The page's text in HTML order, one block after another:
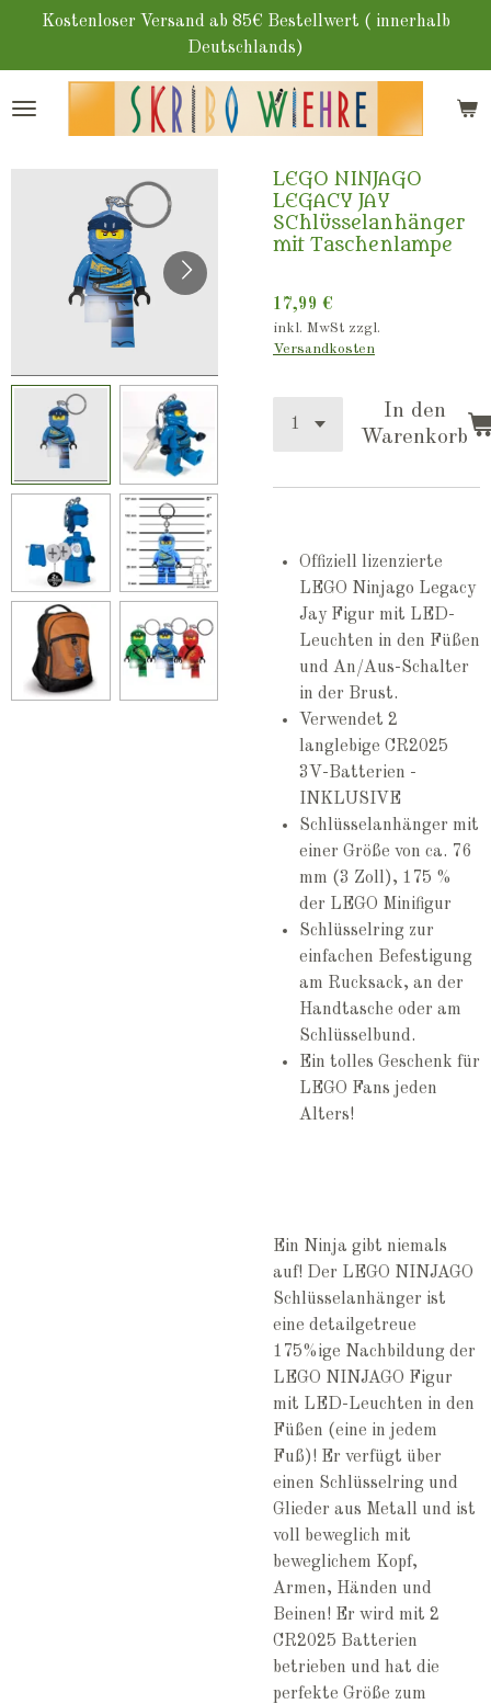
Zum
springen
Kostenloser Versand ab 85€ Bestellwert ( innerhalb
Deutschlands)
LEGO NINJAGO
LEGACY JAY
SChlüsselanhänger
mit Taschenlampe
17,99 €
inkl. MwSt zzgl.
Versandkosten
In den
Warenkorb
Offiziell lizenzierte
LEGO Ninjago Legacy
Jay Figur mit LED-
Leuchten in den Füßen
und An/Aus-Schalter
in der Brust.
Verwendet 2
langlebige CR2025
3V-Batterien -
INKLUSIVE
Schlüsselanhänger mit
einer Größe von ca. 76
mm (3 Zoll), 175 %
der LEGO Minifigur
Schlüsselring zur
einfachen Befestigung
am Rucksack, an der
Handtasche oder am
Schlüsselbund.
Ein tolles Geschenk für
LEGO Fans jeden
Alters!
Ein Ninja gibt niemals
auf! Der LEGO NINJAGO
Schlüsselanhänger ist
eine detailgetreue
175%ige Nachbildung der
LEGO NINJAGO Figur
mit LED-Leuchten in den
Füßen (eine in jedem
Fuß)! Er verfügt über
einen Schlüsselring und
Glieder aus Metall und ist
voll beweglich mit
beweglichem Kopf,
Armen, Händen und
Beinen! Er wird mit 2
CR2025 Batterien
betrieben und hat die
perfekte Größe zum